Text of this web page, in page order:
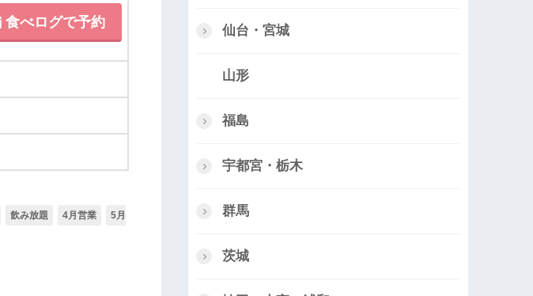
食べログで予約
飲み放題 4月営業 5月
仙台・宮城
山形
福島
宇都宮・栃木
群馬
茨城